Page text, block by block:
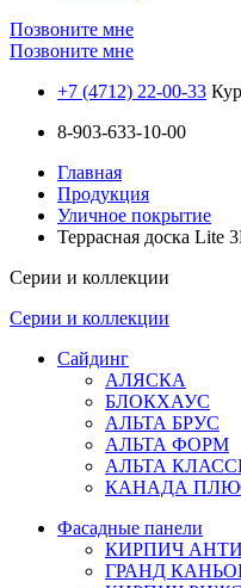
Позвоните мне
Позвоните мне
+7 (4712) 22-00-33
8-903-633-10-00
Главная
Продукция
Уличное покрытие
Террасная доска Lite
Серии и коллекции
Серии и коллекции
Сайдинг
АЛЯСКА
БЛОКХАУС
АЛЬТА БРУС
АЛЬТА ФОРМ
АЛЬТА
КАНАДА
Фасадные панели
КИРПИЧ
ГРАНД